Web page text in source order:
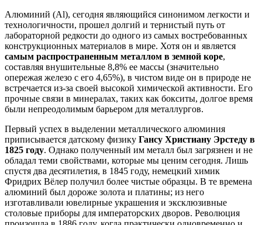
Алюминий (Al), сегодня являющийся синонимом легкости и
технологичности, прошел долгий и тернистый путь от
лабораторной редкости до одного из самых востребованных
конструкционных материалов в мире. Хотя он и является
самым распространенным металлом в земной коре,
составляя внушительные 8,8% ее массы (значительно
опережая железо с его 4,65%), в чистом виде он в природе не
встречается из-за своей высокой химической активности. Его
прочные связи в минералах, таких как бокситы, долгое время
были непреодолимым барьером для металлургов.
Первый успех в выделении металлического алюминия
приписывается датскому физику Гансу Христиану Эрстеду в
1825 году. Однако полученный им металл был загрязнен и не
обладал теми свойствами, которые мы ценим сегодня. Лишь
спустя два десятилетия, в 1845 году, немецкий химик
Фридрих Вёлер получил более чистые образцы. В те времена
алюминий был дороже золота и платины; из него
изготавливали ювелирные украшения и эксклюзивные
столовые приборы для императорских дворов. Революция